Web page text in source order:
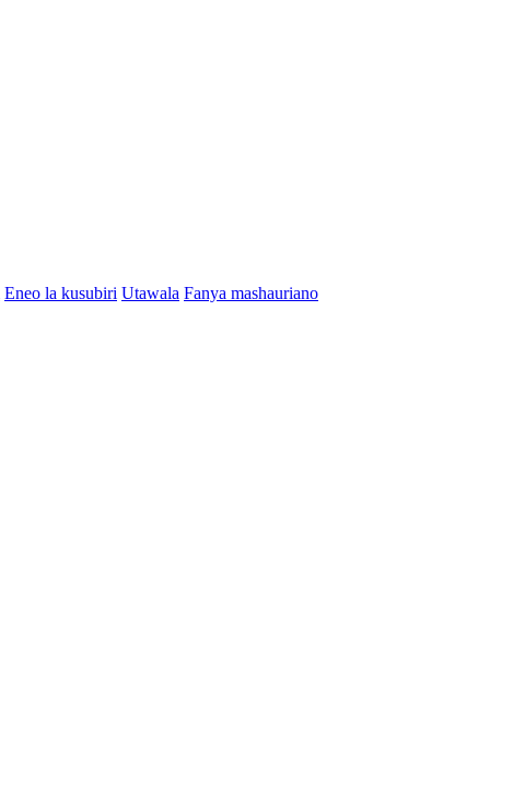
Eneo la kusubiri Utawala Fanya mashauriano